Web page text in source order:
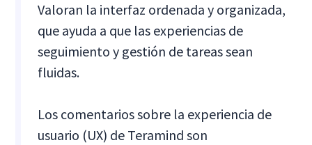
Valoran la interfaz ordenada y organizada,
que ayuda a que las experiencias de
seguimiento y gestión de tareas sean
fluidas.
Los comentarios sobre la experiencia de
usuario (UX) de Teramind son